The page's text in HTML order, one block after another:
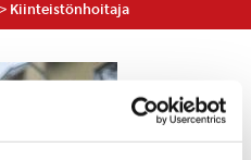
> Kiinteistönhoitaja